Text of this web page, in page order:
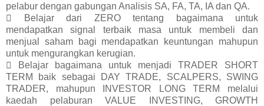
pelabur dengan gabungan Analisis SA, FA, TA, IA dan QA.
 Belajar dari ZERO tentang bagaimana untuk
mendapatkan signal terbaik masa untuk membeli dan
menjual saham bagi mendapatkan keuntungan mahupun
untuk mengurangkan kerugian.
 Belajar bagaimana untuk menjadi TRADER SHORT
TERM baik sebagai DAY TRADE, SCALPERS, SWING
TRADER, mahupun INVESTOR LONG TERM melalui
kaedah pelaburan VALUE INVESTING, GROWTH